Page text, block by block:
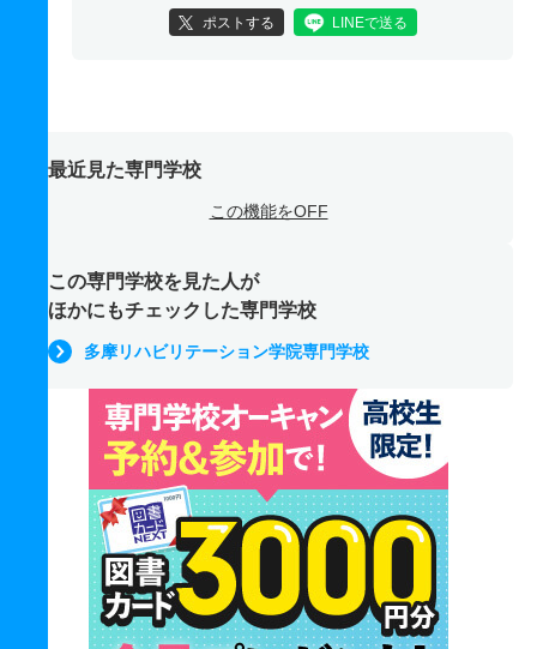
ポストする LINEで送る
最近見た専門学校
この機能をOFF
この専門学校を見た人が
ほかにもチェックした専門学校
多摩リハビリテーション学院専門学校